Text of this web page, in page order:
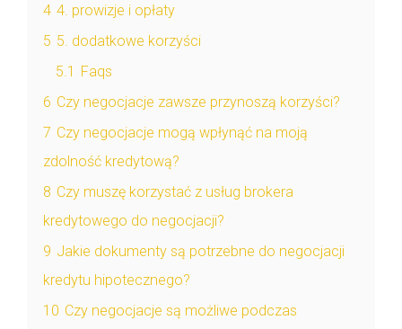
4 4. prowizje i opłaty
5 5. dodatkowe korzyści
5.1 Faqs
6 Czy negocjacje zawsze przynoszą korzyści?
7 Czy negocjacje mogą wpłynąć na moją
zdolność kredytową?
8 Czy muszę korzystać z usług brokera
kredytowego do negocjacji?
9 Jakie dokumenty są potrzebne do negocjacji
kredytu hipotecznego?
10 Czy negocjacje są możliwe podczas